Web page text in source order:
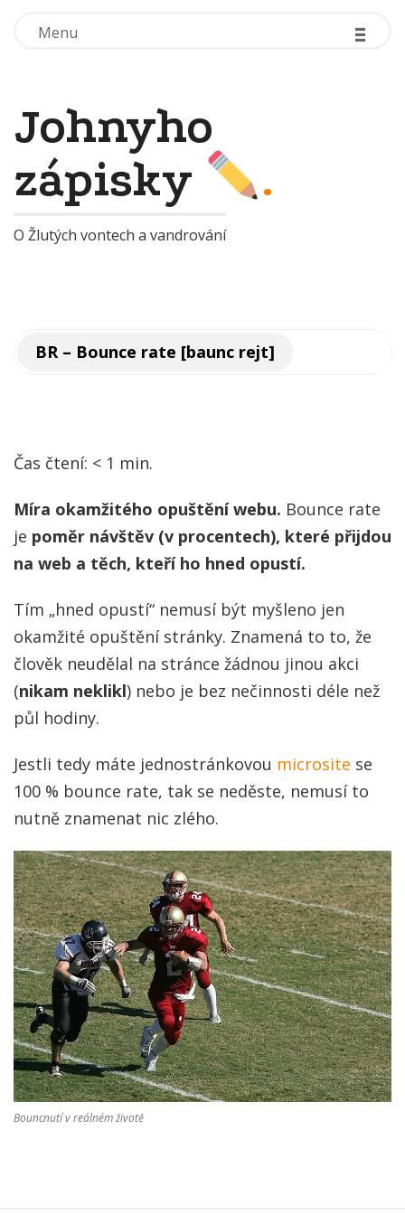
Menu -
-
-
Menu -
-
-
Johnyho
zápisky
.
O Žlutých vontech a vandrování
BR – Bounce rate [baunc rejt]
Čas čtení: < 1 min.
Míra okamžitého opuštění webu. Bounce rate
je poměr návštěv (v procentech), které přijdou
na web a těch, kteří ho hned opustí.
Tím „hned opustí“ nemusí být myšleno jen
okamžité opuštění stránky. Znamená to to, že
člověk neudělal na stránce žádnou jinou akci
(nikam neklikl) nebo je bez nečinnosti déle než
půl hodiny.
Jestli tedy máte jednostránkovou microsite se
100 % bounce rate, tak se neděste, nemusí to
nutně znamenat nic zlého.
Bouncnutí v reálném životě